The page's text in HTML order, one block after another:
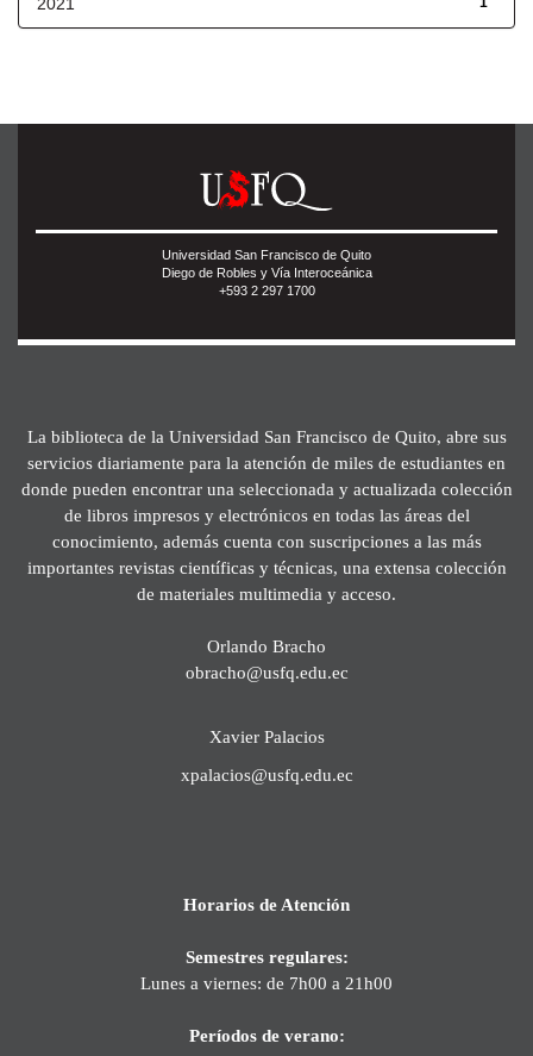
Universidad San Francisco de Quito
Diego de Robles y Vía Interoceánica
+593 2 297 1700
La biblioteca de la Universidad San Francisco de Quito, abre sus
servicios diariamente para la atención de miles de estudiantes en
donde pueden encontrar una seleccionada y actualizada colección
de libros impresos y electrónicos en todas las áreas del
conocimiento, además cuenta con suscripciones a las más
importantes revistas científicas y técnicas, una extensa colección
de materiales multimedia y acceso.
Orlando Bracho
obracho@usfq.edu.ec
Xavier Palacios
xpalacios@usfq.edu.ec
Horarios de Atención
Semestres regulares:
Lunes a viernes: de 7h00 a 21h00
Períodos de verano: